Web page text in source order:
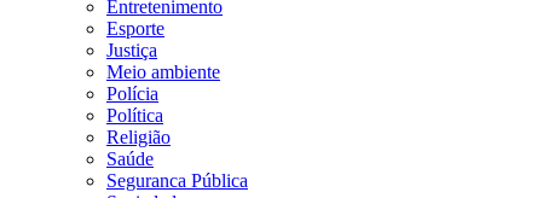
Entretenimento
Esporte
Justiça
Meio ambiente
Polícia
Política
Religião
Saúde
Seguranca Pública